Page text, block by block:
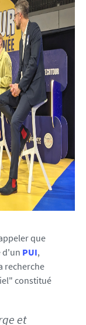
que
d'un PUI,
recherche
constitué
et